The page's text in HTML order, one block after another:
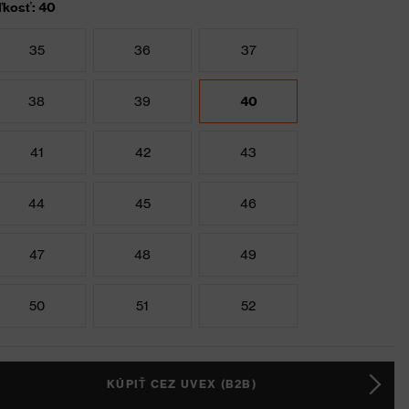
40
35 36 37
38 39 40
41 42 43
44 45 46
47 48 49
50 51 52
KÚPIŤ CEZ UVEX (B2B)